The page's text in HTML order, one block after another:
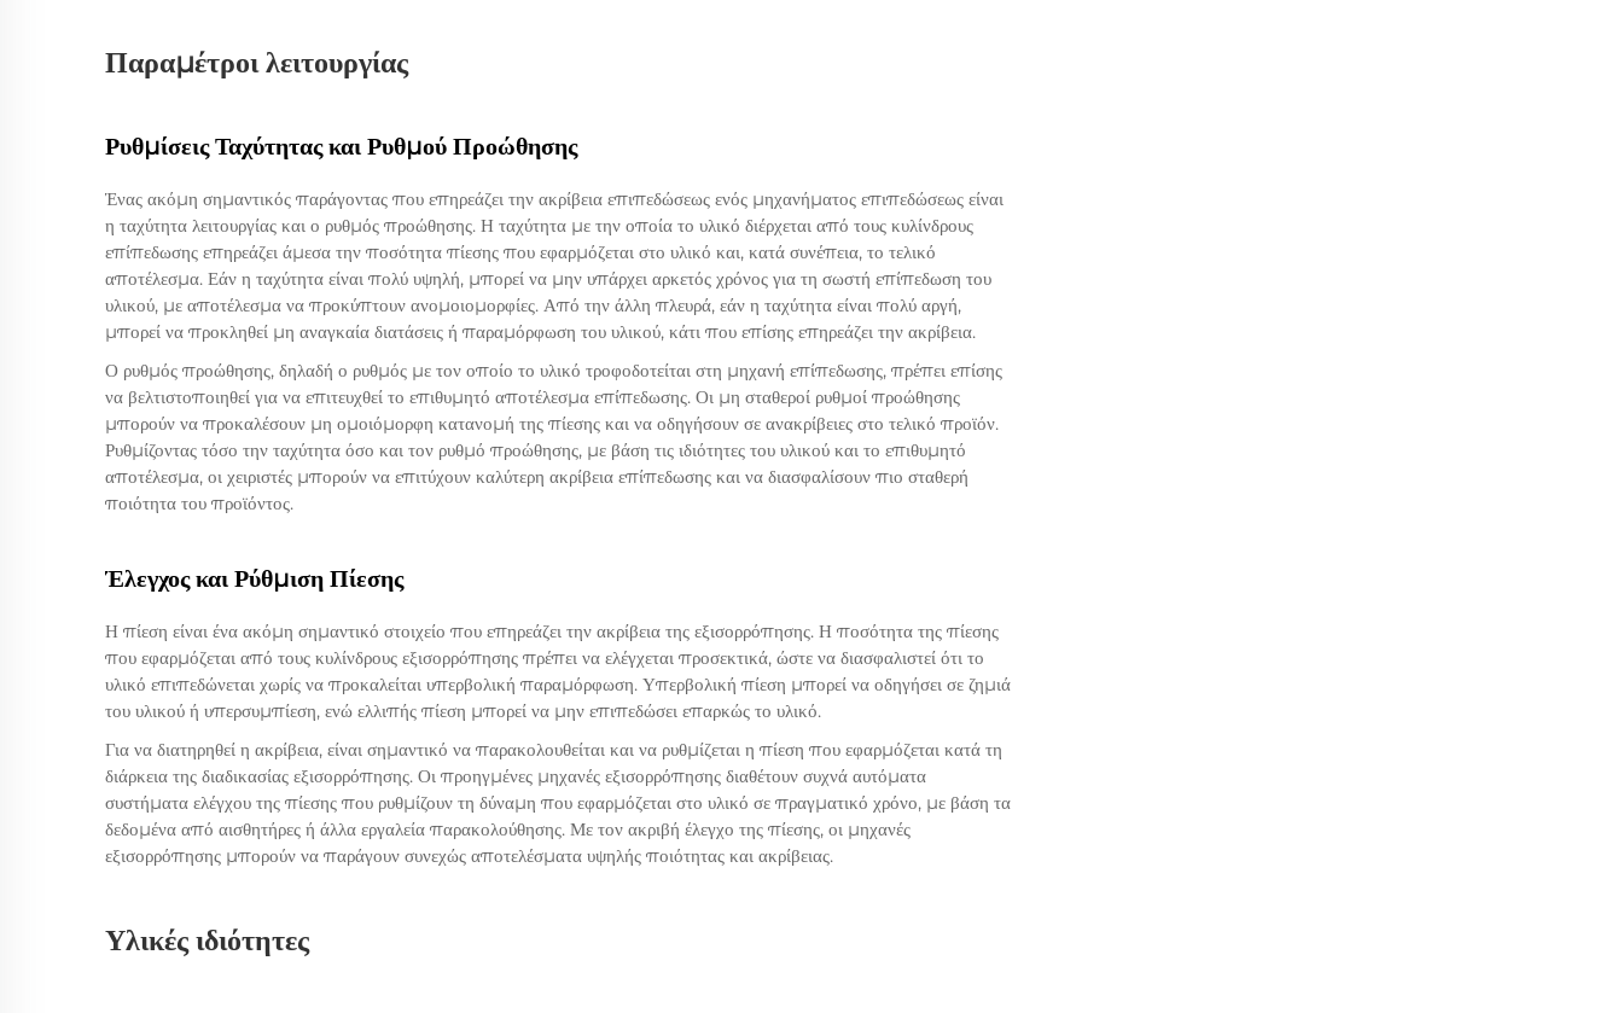
Παραμέτροι λειτουργίας
Ρυθμίσεις Ταχύτητας και Ρυθμού Προώθησης
Ένας ακόμη σημαντικός παράγοντας που επηρεάζει την ακρίβεια επιπεδώσεως ενός μηχανήματος επιπεδώσεως είναι
η ταχύτητα λειτουργίας και ο ρυθμός προώθησης. Η ταχύτητα με την οποία το υλικό διέρχεται από τους κυλίνδρους
επίπεδωσης επηρεάζει άμεσα την ποσότητα πίεσης που εφαρμόζεται στο υλικό και, κατά συνέπεια, το τελικό
αποτέλεσμα. Εάν η ταχύτητα είναι πολύ υψηλή, μπορεί να μην υπάρχει αρκετός χρόνος για τη σωστή επίπεδωση του
υλικού, με αποτέλεσμα να προκύπτουν ανομοιομορφίες. Από την άλλη πλευρά, εάν η ταχύτητα είναι πολύ αργή,
μπορεί να προκληθεί μη αναγκαία διατάσεις ή παραμόρφωση του υλικού, κάτι που επίσης επηρεάζει την ακρίβεια.
Ο ρυθμός προώθησης, δηλαδή ο ρυθμός με τον οποίο το υλικό τροφοδοτείται στη μηχανή επίπεδωσης, πρέπει επίσης
να βελτιστοποιηθεί για να επιτευχθεί το επιθυμητό αποτέλεσμα επίπεδωσης. Οι μη σταθεροί ρυθμοί προώθησης
μπορούν να προκαλέσουν μη ομοιόμορφη κατανομή της πίεσης και να οδηγήσουν σε ανακρίβειες στο τελικό προϊόν.
Ρυθμίζοντας τόσο την ταχύτητα όσο και τον ρυθμό προώθησης, με βάση τις ιδιότητες του υλικού και το επιθυμητό
αποτέλεσμα, οι χειριστές μπορούν να επιτύχουν καλύτερη ακρίβεια επίπεδωσης και να διασφαλίσουν πιο σταθερή
ποιότητα του προϊόντος.
Έλεγχος και Ρύθμιση Πίεσης
Η πίεση είναι ένα ακόμη σημαντικό στοιχείο που επηρεάζει την ακρίβεια της εξισορρόπησης. Η ποσότητα της πίεσης
που εφαρμόζεται από τους κυλίνδρους εξισορρόπησης πρέπει να ελέγχεται προσεκτικά, ώστε να διασφαλιστεί ότι το
υλικό επιπεδώνεται χωρίς να προκαλείται υπερβολική παραμόρφωση. Υπερβολική πίεση μπορεί να οδηγήσει σε ζημιά
του υλικού ή υπερσυμπίεση, ενώ ελλιπής πίεση μπορεί να μην επιπεδώσει επαρκώς το υλικό.
Για να διατηρηθεί η ακρίβεια, είναι σημαντικό να παρακολουθείται και να ρυθμίζεται η πίεση που εφαρμόζεται κατά τη
διάρκεια της διαδικασίας εξισορρόπησης. Οι προηγμένες μηχανές εξισορρόπησης διαθέτουν συχνά αυτόματα
συστήματα ελέγχου της πίεσης που ρυθμίζουν τη δύναμη που εφαρμόζεται στο υλικό σε πραγματικό χρόνο, με βάση τα
δεδομένα από αισθητήρες ή άλλα εργαλεία παρακολούθησης. Με τον ακριβή έλεγχο της πίεσης, οι μηχανές
εξισορρόπησης μπορούν να παράγουν συνεχώς αποτελέσματα υψηλής ποιότητας και ακρίβειας.
Υλικές ιδιότητες